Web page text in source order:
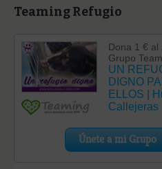
Teaming Refugio